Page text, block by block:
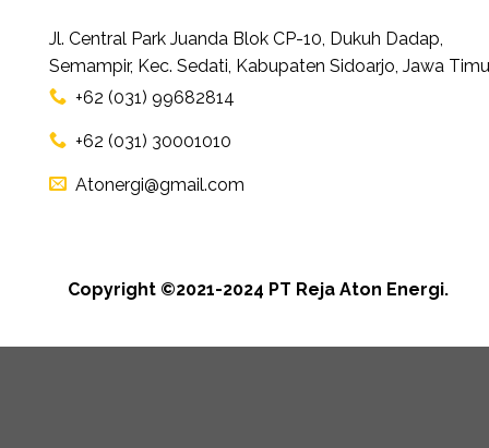
Jl. Central Park Juanda Blok CP-10, Dukuh Dadap,
Semampir, Kec. Sedati, Kabupaten Sidoarjo, Jawa
+62 (031) 99682814
+62 (031) 30001010
Atonergi@gmail.com
Copyright ©2021-2024 PT Reja Aton Energi.